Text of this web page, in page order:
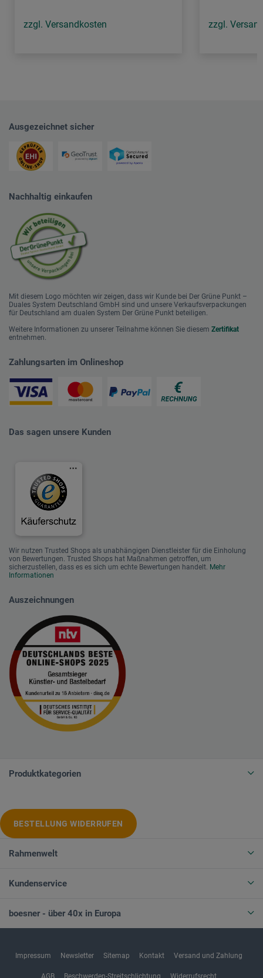
zzgl. Versandkosten zzgl.
Ausgezeichnet sicher
Nachhaltig einkaufen
Mit diesem Logo möchten wir zeigen, dass wir Kunde bei Der Grüne Punkt –
Duales System Deutschland GmbH sind und unsere Verkaufsverpackungen
für Deutschland am dualen System Der Grüne Punkt beteiligen.
Weitere Informationen zu unserer Teilnahme können Sie diesem Zertifikat
entnehmen.
Zahlungsarten im Onlineshop
Das sagen unsere Kunden
Wir nutzen Trusted Shops als unabhängigen Dienstleister für die Einholung
von Bewertungen. Trusted Shops hat Maßnahmen getroffen, um
sicherzustellen, dass es es sich um echte Bewertungen handelt. Mehr
Informationen
Auszeichnungen
Produktkategorien
BESTELLUNG WIDERRUFEN
Rahmenwelt
Kundenservice
boesner - über 40x in Europa
Impressum Newsletter Sitemap Kontakt Versand und Zahlung
AGB Beschwerden-Streitschlichtung Widerrufsrecht